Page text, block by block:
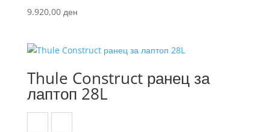
9.920,00 ден
Thule Construct ранец за
лаптоп 28L